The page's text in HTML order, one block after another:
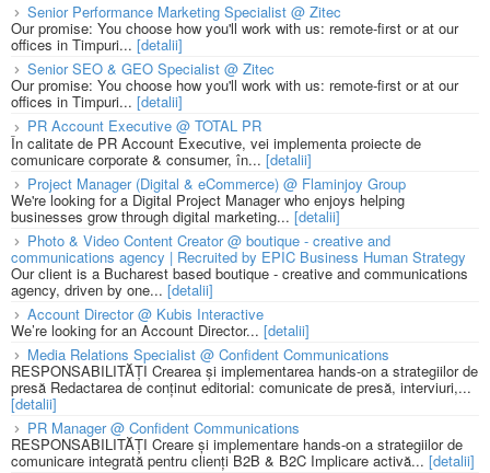
Senior Performance Marketing Specialist @ Zitec
Our promise: You choose how you'll work with us: remote-first or at our
offices in Timpuri... [detalii]
Senior SEO & GEO Specialist @ Zitec
Our promise: You choose how you'll work with us: remote-first or at our
offices in Timpuri... [detalii]
PR Account Executive @ TOTAL PR
În calitate de PR Account Executive, vei implementa proiecte de
comunicare corporate & consumer, în... [detalii]
Project Manager (Digital & eCommerce) @ Flaminjoy Group
We're looking for a Digital Project Manager who enjoys helping
businesses grow through digital marketing... [detalii]
Photo & Video Content Creator @ boutique - creative and
communications agency | Recruited by EPIC Business Human Strategy
Our client is a Bucharest based boutique - creative and communications
agency, driven by one... [detalii]
Account Director @ Kubis Interactive
We’re looking for an Account Director... [detalii]
Media Relations Specialist @ Confident Communications
RESPONSABILITĂȚI Crearea și implementarea hands-on a strategiilor de
presă Redactarea de conținut editorial: comunicate de presă, interviuri,...
[detalii]
PR Manager @ Confident Communications
RESPONSABILITĂȚI Creare și implementare hands-on a strategiilor de
comunicare integrată pentru clienți B2B & B2C Implicare activă... [detalii]